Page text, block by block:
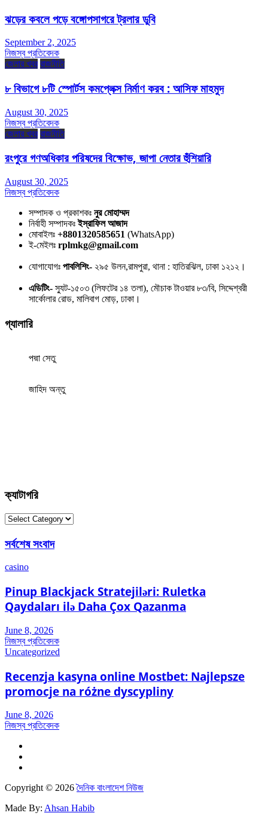
ঝড়ের কবলে পড়ে বঙ্গোপসাগরে ট্রলার ডুবি
September 2, 2025
নিজস্ব প্রতিবেদক
জেলার খবর রাজনীতি
৮ বিভাগে ৮টি স্পোর্টস কমপ্লেক্স নির্মাণ করব : আসিফ মাহমুদ
August 30, 2025
নিজস্ব প্রতিবেদক
জেলার খবর রাজনীতি
রংপুরে গণঅধিকার পরিষদের বিক্ষোভ, জাপা নেতার হুঁশিয়ারি
August 30, 2025
নিজস্ব প্রতিবেদক
সম্পাদক ও প্রকাশকঃ নুর মোহাম্মদ
নির্বাহী সম্পাদকঃইস্রাফিল আজাদ
মোবাইলঃ +8801320585651 (WhatsApp)
ই-মেইলঃ rplmkg@gmail.com
যোগাযোগঃ পাবলিশিং- ২৯৫ উলন,রামপুরা, থানা : হাতিরঝিল, ঢাকা ১২১২।
এডিটিং- স্যুট-১৫০৩ (লিফটের ১৪ তলা), মৌচাক টাওয়ার ৮৩/বি, সিদ্দেশ্বরী
সার্কোলার রোড, মালিবাগ মোড়, ঢাকা।
গ্যালারি
পদ্মা সেতু
জাহিদ অন্তু
ক্যাটাগরি
ক্যাটাগরি
সর্বশেষ সংবাদ
casino
Pinup Blackjack Stratejiləri: Ruletka
Qaydaları ilə Daha Çox Qazanma
June 8, 2026
নিজস্ব প্রতিবেদক
Uncategorized
Recenzja kasyna online Mostbet: Najlepsze
promocje na różne dyscypliny
June 8, 2026
নিজস্ব প্রতিবেদক
Copyright © 2026দৈনিক বাংলাদেশ নিউজ
Made By: Ahsan Habib